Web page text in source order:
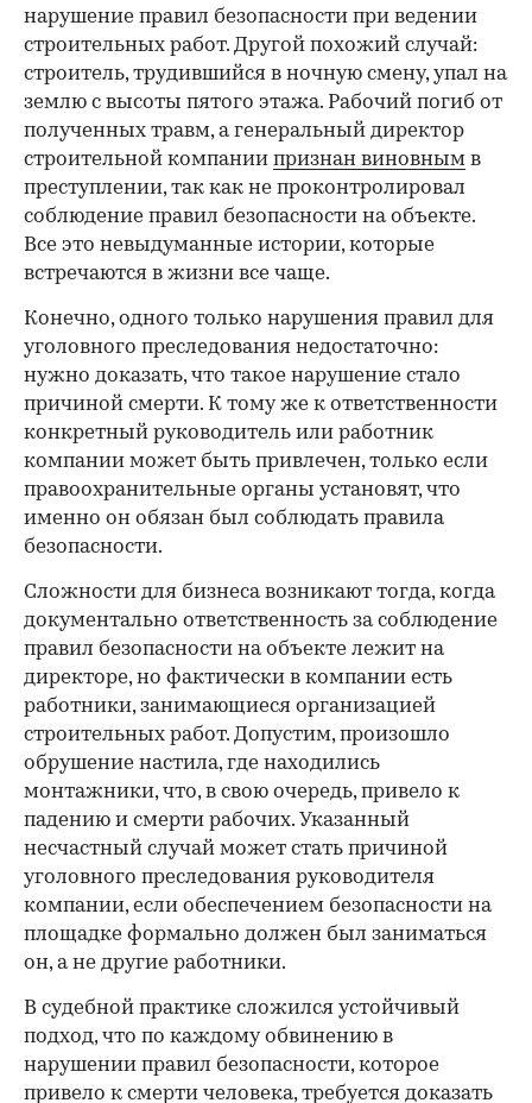
нарушение правил безопасности при ведении
строительных работ. Другой похожий случай:
строитель, трудившийся в ночную смену, упал на
землю с высоты пятого этажа. Рабочий погиб от
полученных травм, а генеральный директор
строительной компании признан виновным в
преступлении, так как не проконтролировал
соблюдение правил безопасности на объекте.
Все это невыдуманные истории, которые
встречаются в жизни все чаще.
Конечно, одного только нарушения правил для
уголовного преследования недостаточно:
нужно доказать, что такое нарушение стало
причиной смерти. К тому же к ответственности
конкретный руководитель или работник
компании может быть привлечен, только если
правоохранительные органы установят, что
именно он обязан был соблюдать правила
безопасности.
Сложности для бизнеса возникают тогда, когда
документально ответственность за соблюдение
правил безопасности на объекте лежит на
директоре, но фактически в компании есть
работники, занимающиеся организацией
строительных работ. Допустим, произошло
обрушение настила, где находились
монтажники, что, в свою очередь, привело к
падению и смерти рабочих. Указанный
несчастный случай может стать причиной
уголовного преследования руководителя
компании, если обеспечением безопасности на
площадке формально должен был заниматься
он, а не другие работники.
В судебной практике сложился устойчивый
подход, что по каждому обвинению в
нарушении правил безопасности, которое
привело к смерти человека, требуется доказать